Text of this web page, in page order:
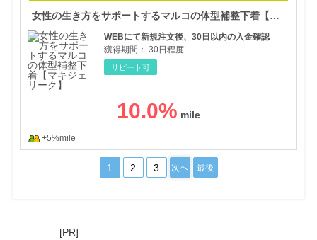
女性の生き方をサポートするマルコの体型補整下着【マキジェリーク】
WEBにて新規注文後、30日以内の入金確認
獲得期間： 30日程度
リピート可
10.0%
+5%mile
1 2 3 次へ 最後
[PR]